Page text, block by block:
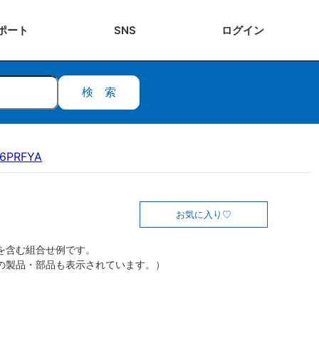
ート SNS ログイン
検索
お気に入り
む組合せ例です。
製品・部品も表示されています。）